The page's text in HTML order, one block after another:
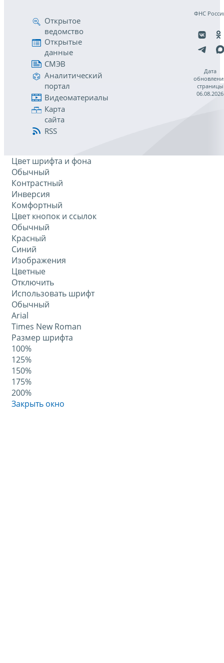
Открытое
ведомство
Открытые
данные
СМЭВ
Аналитический
портал
Видеоматериалы
Карта
сайта
RSS
ФНС
Дата
страницы
06.08.2026
Цвет шрифта и фона
Обычный
Контрастный
Инверсия
Комфортный
Цвет кнопок и ссылок
Обычный
Красный
Синий
Изображения
Цветные
Отключить
Использовать шрифт
Обычный
Arial
Times New Roman
Размер шрифта
100%
125%
150%
175%
200%
Закрыть окно